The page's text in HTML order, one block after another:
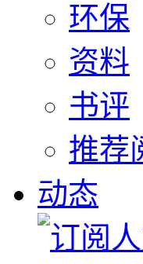
环保
资料
书评
推荐
动态